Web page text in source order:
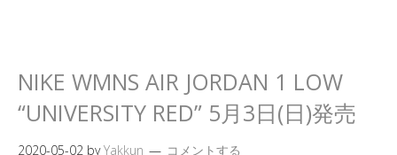
NIKE WMNS AIR JORDAN 1 LOW
“UNIVERSITY RED” 5月3日(日)発売
2020-05-02 byYakkun コメントする